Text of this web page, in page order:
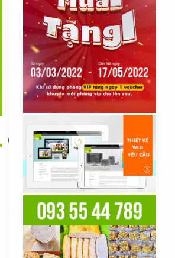
Máy Lạnh Tại Các
Quận...
Liên Hệ
Cửa Thép Chống Cháy
Liên Hệ
>
Cửa Thép chống cháy